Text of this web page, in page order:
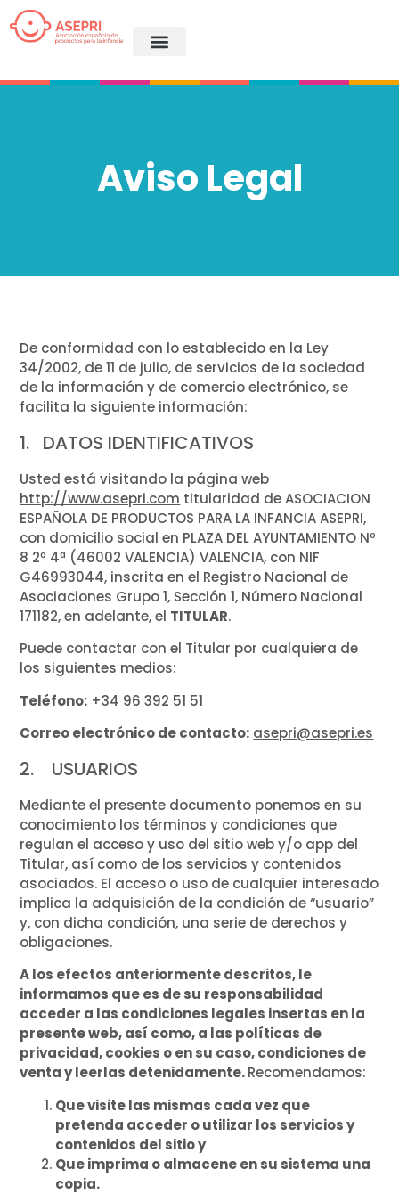
Aviso Legal
De conformidad con lo establecido en la Ley
34/2002, de 11 de julio, de servicios de la sociedad
de la información y de comercio electrónico, se
facilita la siguiente información:
1. DATOS IDENTIFICATIVOS
Usted está visitando la página web
http://www.asepri.com titularidad de ASOCIACION
ESPAÑOLA DE PRODUCTOS PARA LA INFANCIA ASEPRI,
con domicilio social en PLAZA DEL AYUNTAMIENTO Nº
8 2º 4ª (46002 VALENCIA) VALENCIA, con NIF
G46993044, inscrita en el Registro Nacional de
Asociaciones Grupo 1, Sección 1, Número Nacional
171182, en adelante, el TITULAR.
Puede contactar con el Titular por cualquiera de
los siguientes medios:
Teléfono: +34 96 392 51 51
Correo electrónico de contacto: asepri@asepri.es
2. USUARIOS
Mediante el presente documento ponemos en su
conocimiento los términos y condiciones que
regulan el acceso y uso del sitio web y/o app del
Titular, así como de los servicios y contenidos
asociados. El acceso o uso de cualquier interesado
implica la adquisición de la condición de “usuario”
y, con dicha condición, una serie de derechos y
obligaciones.
A los efectos anteriormente descritos, le
informamos que es de su responsabilidad
acceder a las condiciones legales insertas en la
presente web, así como, a las políticas de
privacidad, cookies o en su caso, condiciones de
ventay leerlas detenidamente.Recomendamos:
Que visite las mismas cada vez que
pretenda acceder o utilizar los servicios y
contenidos del sitio y
Que imprima o almacene en su sistema una
copia.